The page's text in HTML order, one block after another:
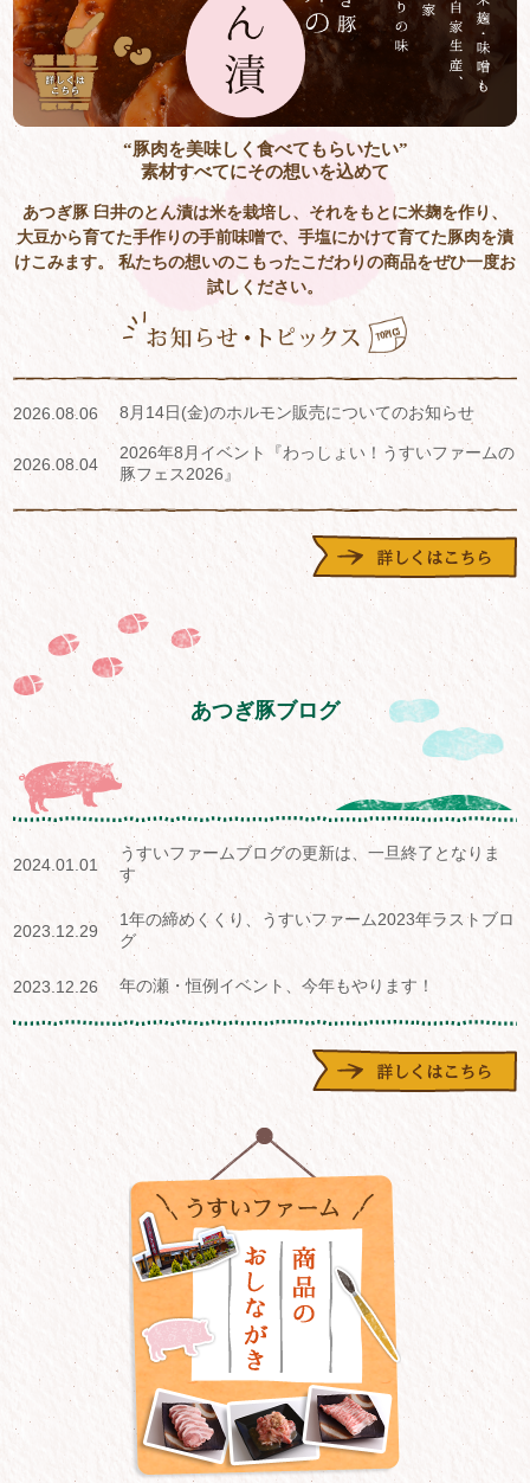
“豚肉を美味しく食べてもらいたい”
素材すべてにその想いを込めて
あつぎ豚 臼井のとん漬は米を栽培し、それをもとに米麹を作り、
大豆から育てた手作りの手前味噌で、手塩にかけて育てた豚肉を漬
けこみます。 私たちの想いのこもったこだわりの商品をぜひ一度お
試しください。
2026.08.06 8月14日(金)のホルモン販売についてのお知らせ
2026.08.04
2026年8月イベント『わっしょい！うすいファームの
豚フェス2026』
あつぎ豚ブログ
2024.01.01
うすいファームブログの更新は、一旦終了となりま
す
2023.12.29
1年の締めくくり、うすいファーム2023年ラストブロ
グ
2023.12.26 年の瀬・恒例イベント、今年もやります！